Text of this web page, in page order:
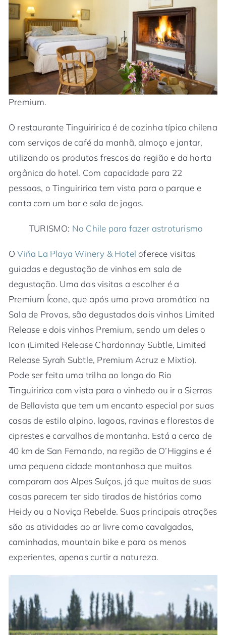
Premium.
O restaurante Tinguiririca é de cozinha típica chilena
com serviços de café da manhã, almoço e jantar,
utilizando os produtos frescos da região e da horta
orgânica do hotel. Com capacidade para 22
pessoas, o Tinguiririca tem vista para o parque e
conta com um bar e sala de jogos.
TURISMO: No Chile para fazer astroturismo
OViña La Playa Winery & Hotel oferece visitas
guiadas e degustação de vinhos em sala de
degustação. Uma das visitas a escolher é a
Premium Ícone, que após uma prova aromática na
Sala de Provas, são degustados dois vinhos Limited
Release e dois vinhos Premium, sendo um deles o
Icon (Limited Release Chardonnay Subtle, Limited
Release Syrah Subtle, Premium Acruz e Mixtio).
Pode ser feita uma trilha ao longo do Rio
Tinguiririca com vista para o vinhedo ou ir a Sierras
de Bellavista que tem um encanto especial por suas
casas de estilo alpino, lagoas, ravinas e florestas de
ciprestes e carvalhos de montanha. Está a cerca de
40 km de San Fernando, na região de O’Higgins e é
uma pequena cidade montanhosa que muitos
comparam aos Alpes Suíços, já que muitas de suas
casas parecem ter sido tiradas de histórias como
Heidy ou a Noviça Rebelde. Suas principais atrações
são as atividades ao ar livre como cavalgadas,
caminhadas, mountain bike e para os menos
experientes, apenas curtir a natureza.